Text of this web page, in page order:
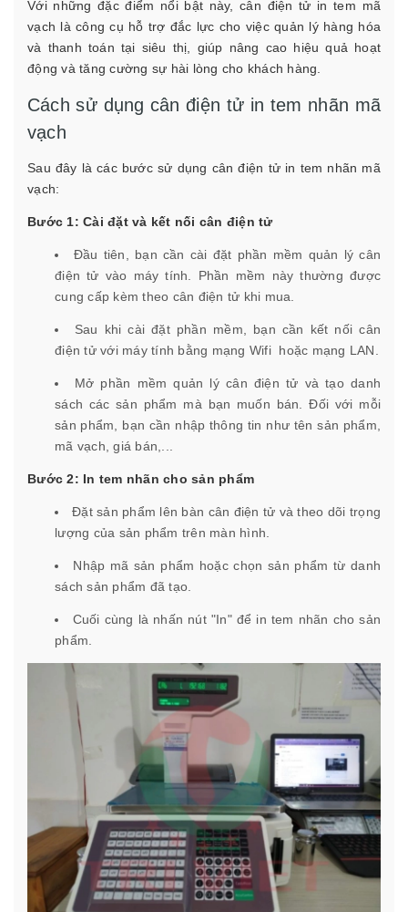
Với những đặc điểm nổi bật này, cân điện tử in tem mã
vạch là công cụ hỗ trợ đắc lực cho việc quản lý hàng hóa
và thanh toán tại siêu thị, giúp nâng cao hiệu quả hoạt
động và tăng cường sự hài lòng cho khách hàng.
Cách sử dụng cân điện tử in tem nhãn mã
vạch
Sau đây là các bước sử dụng cân điện tử in tem nhãn mã
vạch:
Bước 1: Cài đặt và kết nối cân điện tử
Đầu tiên, bạn cần cài đặt phần mềm quản lý cân
điện tử vào máy tính. Phần mềm này thường được
cung cấp kèm theo cân điện tử khi mua.
Sau khi cài đặt phần mềm, bạn cần kết nối cân
điện tử với máy tính bằng mạng Wifi hoặc mạng LAN.
Mở phần mềm quản lý cân điện tử và tạo danh
sách các sản phẩm mà bạn muốn bán. Đối với mỗi
sản phẩm, bạn cần nhập thông tin như tên sản phẩm,
mã vạch, giá bán,...
Bước 2: In tem nhãn cho sản phẩm
Đặt sản phẩm lên bàn cân điện tử và theo dõi trọng
lượng của sản phẩm trên màn hình.
Nhập mã sản phẩm hoặc chọn sản phẩm từ danh
sách sản phẩm đã tạo.
Cuối cùng là nhấn nút "In" để in tem nhãn cho sản
phẩm.